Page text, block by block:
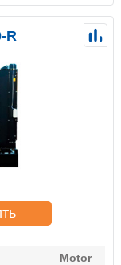
R
Motor